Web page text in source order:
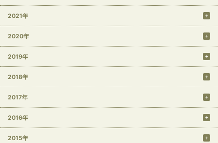
2021年
2020年
2019年
2018年
2017年
2016年
2015年